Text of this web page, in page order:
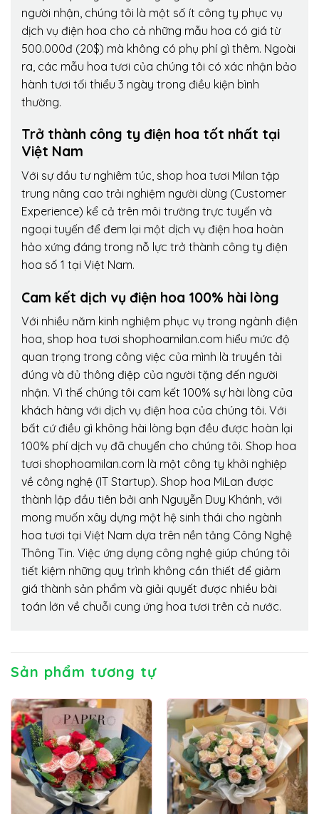
người nhận, chúng tôi là một số ít công ty phục vụ
dịch vụ điện hoa cho cả những mẫu hoa có giá từ
500.000đ (20$) mà không có phụ phí gì thêm. Ngoài
ra, các mẫu hoa tươi của chúng tôi có xác nhận bảo
hành tươi tối thiểu 3 ngày trong điều kiện bình
thường.
Trở thành công ty điện hoa tốt nhất tại
Việt Nam
Với sự đầu tư nghiêm túc, shop hoa tươi Milan tập
trung nâng cao trải nghiệm người dùng (Customer
Experience) kể cả trên môi trường trực tuyến và
ngoại tuyến để đem lại một dịch vụ điện hoa hoàn
hảo xứng đáng trong nỗ lực trở thành công ty điện
hoa số 1 tại Việt Nam.
Cam kết dịch vụ điện hoa 100% hài lòng
Với nhiều năm kinh nghiệm phục vụ trong ngành điện
hoa, shop hoa tươi shophoamilan.com hiểu mức độ
quan trọng trong công việc của mình là truyền tải
đúng và đủ thông điệp của người tặng đến người
nhận. Vì thế chúng tôi cam kết 100% sự hài lòng của
khách hàng với dịch vụ điện hoa của chúng tôi. Với
bất cứ điều gì không hài lòng bạn đều được hoàn lại
100% phí dịch vụ đã chuyển cho chúng tôi. Shop hoa
tươi shophoamilan.com là một công ty khởi nghiệp
về công nghệ (IT Startup). Shop hoa MiLan được
thành lập đầu tiên bởi anh Nguyễn Duy Khánh, với
mong muốn xây dựng một hệ sinh thái cho ngành
hoa tươi tại Việt Nam dựa trên nền tảng Công Nghệ
Thông Tin. Việc ứng dụng công nghệ giúp chúng tôi
tiết kiệm những quy trình không cần thiết để giảm
giá thành sản phẩm và giải quyết được nhiều bài
toán lớn về chuỗi cung ứng hoa tươi trên cả nước.
Sản phẩm tương tự